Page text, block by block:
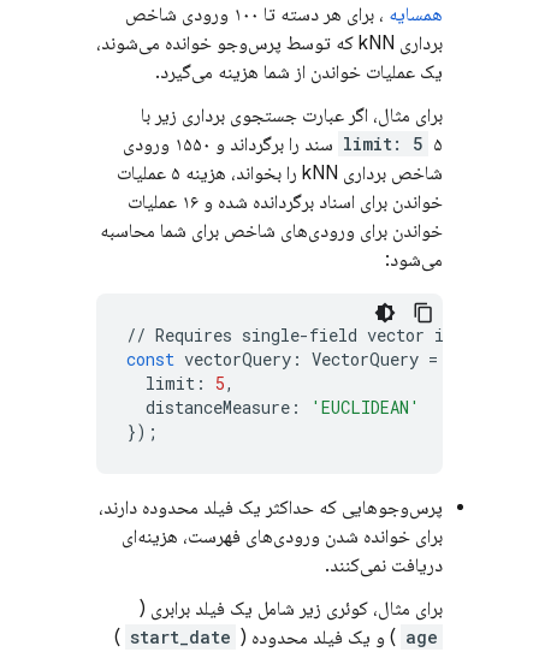
همسایه
، برای هر دسته تا ۱۰۰ ورودی شاخص
برداری kNN که توسط پرس‌وجو خوانده می‌شوند،
یک عملیات خواندن از شما هزینه می‌گیرد.
برای مثال، اگر عبارت جستجوی برداری زیر با
limit: 5
۵ سند را برگرداند و ۱۵۵۰ ورودی
شاخص برداری kNN را بخواند، هزینه ۵ عملیات
خواندن برای اسناد برگردانده شده و ۱۶ عملیات
خواندن برای ورودی‌های شاخص برای شما محاسبه
می‌شود:
// Requires single-field vector index
const vectorQuery : VectorQuery =
limit : 5,
distanceMeasure :
'EUCLIDEAN'
});
پرس‌وجوهایی که حداکثر یک فیلد محدوده دارند،
برای خوانده شدن ورودی‌های فهرست، هزینه‌ای
دریافت نمی‌کنند.
برای مثال، کوئری زیر شامل یک فیلد برابری (
age ) و یک فیلد محدوده ( start_date
)